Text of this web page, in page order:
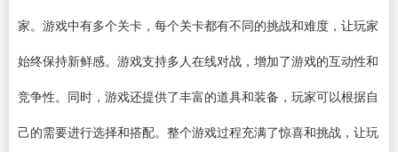
家。游戏中有多个关卡，每个关卡都有不同的挑战和难度，让玩家
始终保持新鲜感。游戏支持多人在线对战，增加了游戏的互动性和
竞争性。同时，游戏还提供了丰富的道具和装备，玩家可以根据自
己的需要进行选择和搭配。整个游戏过程充满了惊喜和挑战，让玩